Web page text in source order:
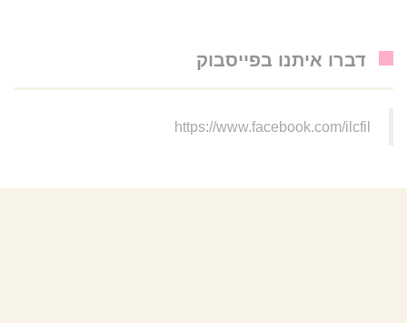
דברו איתנו בפייסבוק
https://www.facebook.com/ilcfil